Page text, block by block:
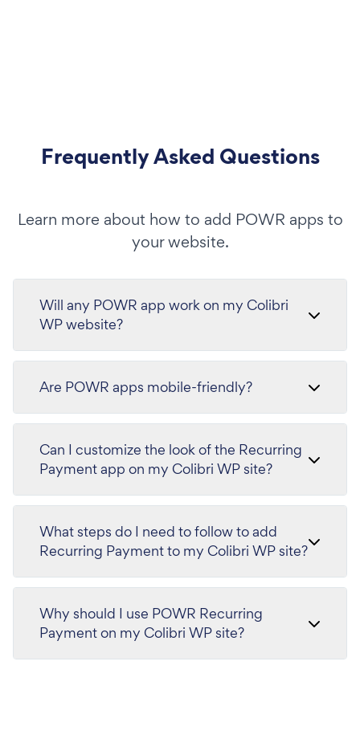
Frequently Asked Questions
Learn more about how to add POWR apps to
your website.
Will any POWR app work on my Colibri
WP website?
Are POWR apps mobile-friendly?
Can I customize the look of the Recurring
Payment app on my Colibri WP site?
What steps do I need to follow to add
Recurring Payment to my Colibri WP site?
Why should I use POWR Recurring
Payment on my Colibri WP site?